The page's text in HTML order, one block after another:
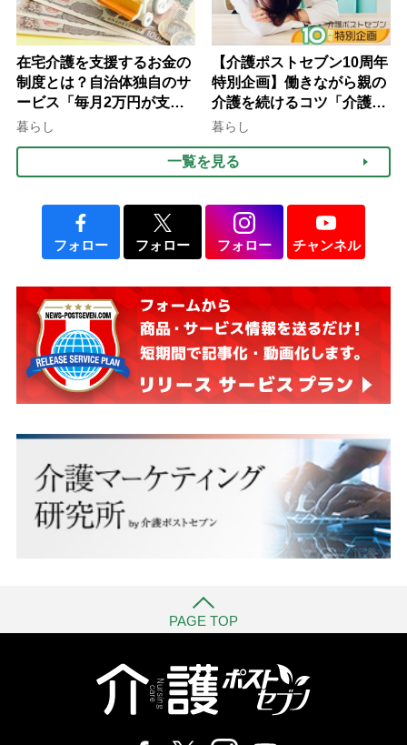
在宅介護を支援するお金の
制度とは？自治体独自のサ
ービス「毎月2万円が支給
される」ケースも【FP解
暮らし
【介護ポストセブン10周年
特別企画】働きながら親の
介護を続けるコツ「介護は
10年以上続くことも…3つ
みよう」【社会福祉士解
説】
暮らし
一覧を見る
フォロー フォロー フォロー チャンネル
PAGE TOP